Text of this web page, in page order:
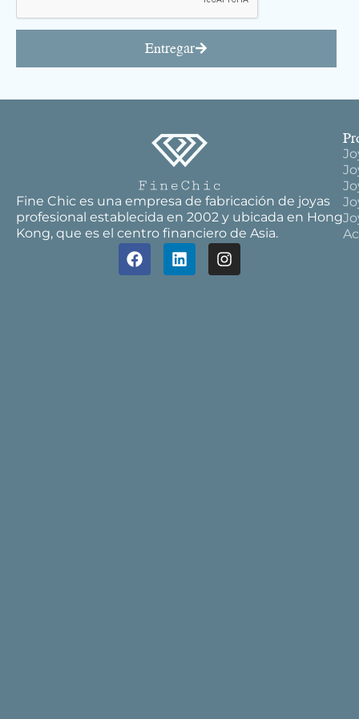
Entregar
Fine Chic es una empresa de fabricación de joyas
profesional establecida en 2002 y ubicada en Hong
Kong, que es el centro financiero de Asia.